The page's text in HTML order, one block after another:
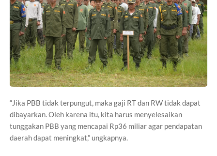
“Jika PBB tidak terpungut, maka gaji RT dan RW tidak dapat
dibayarkan. Oleh karena itu, kita harus menyelesaikan
tunggakan PBB yang mencapai Rp36 miliar agar pendapatan
daerah dapat meningkat,” ungkapnya.